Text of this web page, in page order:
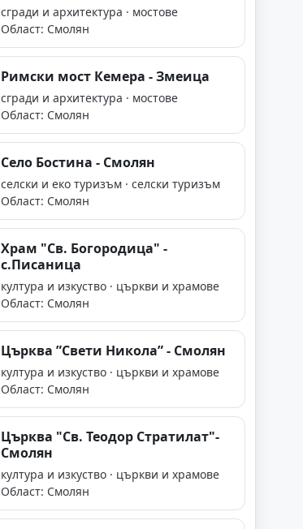
сгради и архитектура · мостове
Област: Смолян
Римски мост Кемера - Змеица
сгради и архитектура · мостове
Област: Смолян
Село Бостина - Смолян
селски и еко туризъм · селски туризъм
Област: Смолян
Храм "Св. Богородица" -
с.Писаница
култура и изкуство · църкви и храмове
Област: Смолян
Църква ”Свети Никола” - Смолян
култура и изкуство · църкви и храмове
Област: Смолян
Църква "Св. Теодор Стратилат"-
Смолян
култура и изкуство · църкви и храмове
Област: Смолян